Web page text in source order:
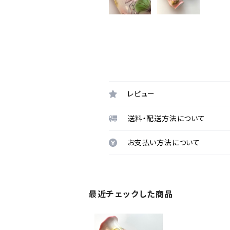
レビュー
送料・配送方法について
お支払い方法について
最近チェックした商品